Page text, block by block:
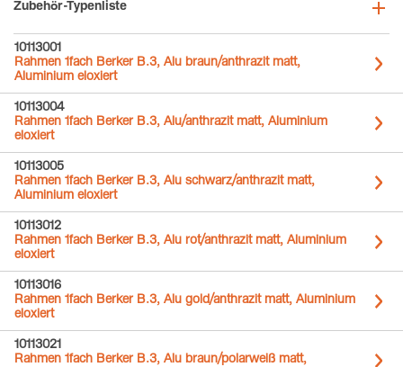
Zubehör-Typenliste
10113001
Rahmen 1fach Berker B.3, Alu braun/anthrazit matt,
Aluminium eloxiert
10113004
Rahmen 1fach Berker B.3, Alu/anthrazit matt, Aluminium
eloxiert
10113005
Rahmen 1fach Berker B.3, Alu schwarz/anthrazit matt,
Aluminium eloxiert
10113012
Rahmen 1fach Berker B.3, Alu rot/anthrazit matt, Aluminium
eloxiert
10113016
Rahmen 1fach Berker B.3, Alu gold/anthrazit matt, Aluminium
eloxiert
10113021
Rahmen 1fach Berker B.3, Alu braun/polarweiß matt,